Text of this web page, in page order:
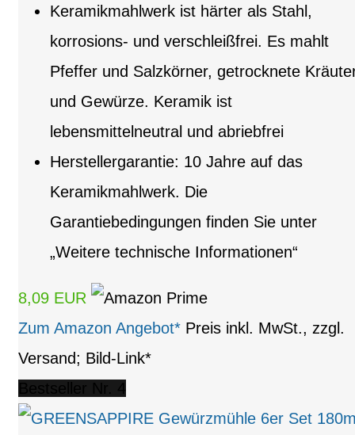
Keramikmahlwerk ist härter als Stahl,
korrosions- und verschleißfrei. Es mahlt
Pfeffer und Salzkörner, getrocknete
und Gewürze. Keramik ist
lebensmittelneutral und abriebfrei
Herstellergarantie: 10 Jahre auf das
Keramikmahlwerk. Die
Garantiebedingungen finden Sie unter
„Weitere technische Informationen“
8,09 EUR
Zum Amazon Angebot* Preis inkl. MwSt., zzgl.
Versand; Bild-Link*